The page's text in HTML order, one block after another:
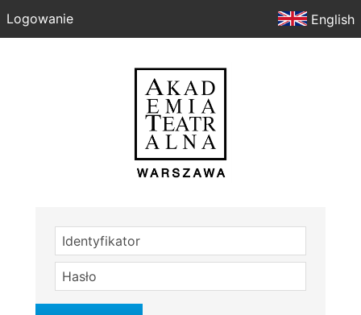
Logowanie English
Identyfikator
Hasło